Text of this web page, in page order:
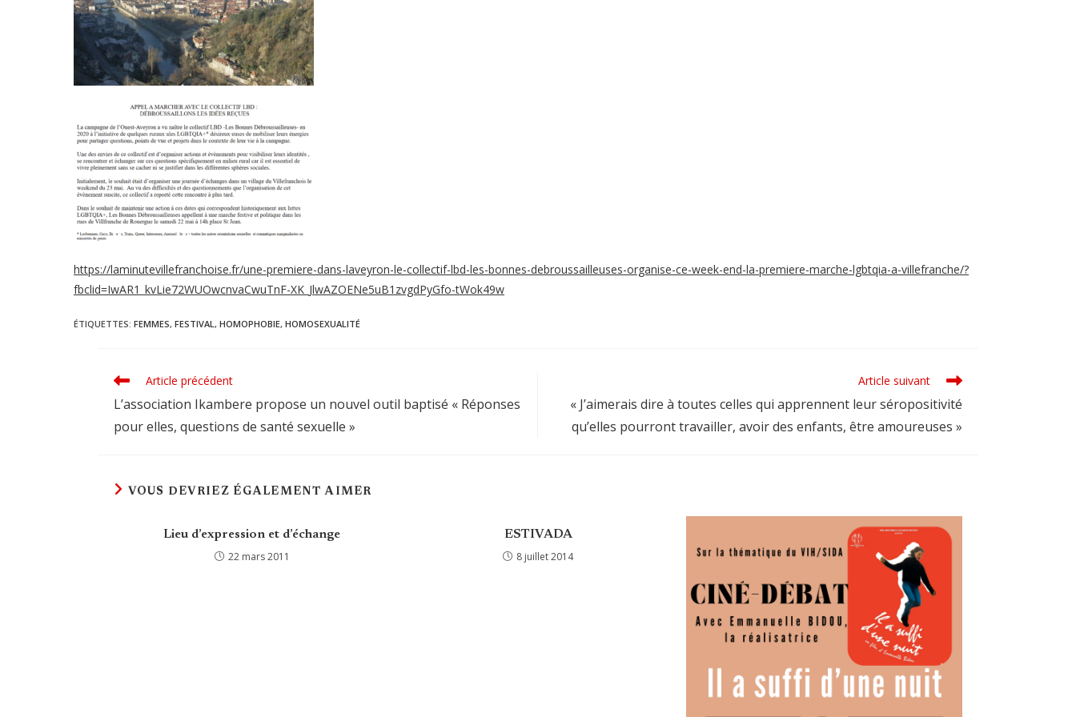
https://laminutevillefranchoise.fr/une-premiere-dans-laveyron-le-collectif-lbd-les-bonnes-debroussailleuses-organise-ce-week-end-la-premiere-marche-lgbtqia-a-villefranche/?
fbclid=IwAR1_kvLie72WUOwcnvaCwuTnF-XK_JlwAZOENe5uB1zvgdPyGfo-tWok49w
ÉTIQUETTES: FEMMES, FESTIVAL, HOMOPHOBIE, HOMOSEXUALITÉ
Read
articles
Article précédent
L’association Ikambere propose un nouvel outil baptisé « Réponses
pour elles, questions de santé sexuelle »
Article suivant
« J’aimerais dire à toutes celles qui apprennent leur séropositivité
qu’elles pourront travailler, avoir des enfants, être amoureuses »
VOUS DEVRIEZ ÉGALEMENT AIMER
Lieu d’expression et d’échange
22 mars 2011
ESTIVADA
8 juillet 2014